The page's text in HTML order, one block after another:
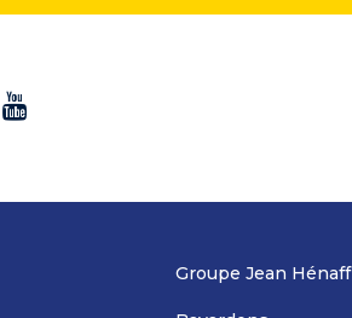
Groupe Jean Hénaff